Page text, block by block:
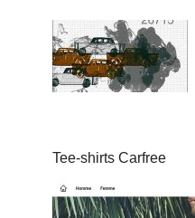
Tee-shirts Carfree